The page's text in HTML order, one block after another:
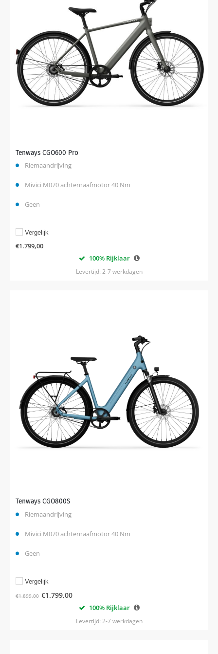
Tenways CGO600 Pro
100% Rijklaar
Levertijd: 2-7 werkdagen
Riemaandrijving
Mivici M070 achternaafmotor 40 Nm
Geen
€1.799,00
Vergelijk
Tenways CGO800S
100% Rijklaar
Levertijd: 2-7 werkdagen
Riemaandrijving
Mivici M070 achternaafmotor 40 Nm
Geen
€1.899,00 €1.799,00
Vergelijk